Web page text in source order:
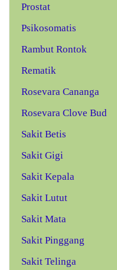
Prostat
Psikosomatis
Rambut Rontok
Rematik
Rosevara Cananga
Rosevara Clove Bud
Sakit Betis
Sakit Gigi
Sakit Kepala
Sakit Lutut
Sakit Mata
Sakit Pinggang
Sakit Telinga